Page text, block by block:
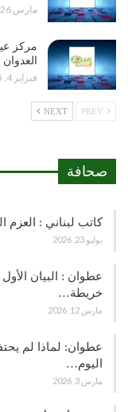
مارس 26, 2025
مركز
فبراير 4, 2025
NEXT
صحافة
كاتب لبناني :
يوليو 23, 2026
عطوان : البيان
خريطة…
مارس 12, 2026
عطوان: لماذا لم
اليوم…
مارس 3, 2026